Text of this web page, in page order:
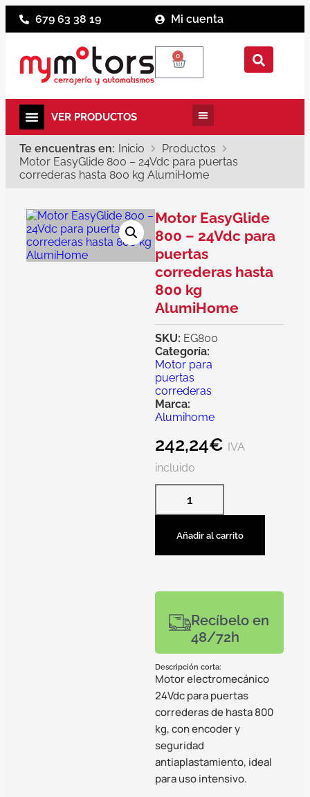
679 63 38 19 Mi cuenta
0
Te encuentras en: Inicio
Productos
Motor EasyGlide 800 – 24Vdc para puertas
correderas hasta 800 kg AlumiHome
Motor EasyGlide
800 – 24Vdc para
puertas
correderas hasta
800 kg
AlumiHome
SKU: EG800
Categoría:
Motor para
puertas
correderas
Marca:
Alumihome
242,24€ IVA
incluido
Añadir al carrito
Recíbelo en
48/72h
Descripción corta:
Motor electromecánico
24Vdc para puertas
correderas de hasta 800
kg, con encoder y
seguridad
antiaplastamiento, ideal
para uso intensivo.